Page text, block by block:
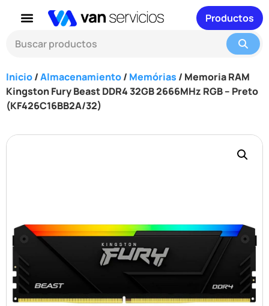
Productos
Inicio/Almacenamiento/ Memórias / Memoria RAM
Kingston Fury Beast DDR4 32GB 2666MHz RGB – Preto
(KF426C16BB2A/32)